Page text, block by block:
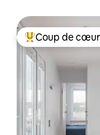
Coups de cœur
Coup de